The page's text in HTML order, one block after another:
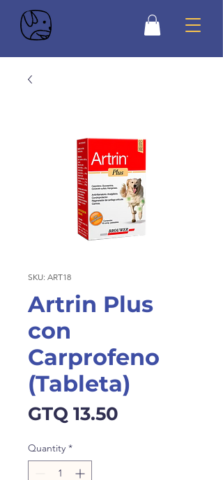
SKU: ART18
Artrin Plus
con
Carprofeno
(Tableta)
GTQ 13.50
Quantity *